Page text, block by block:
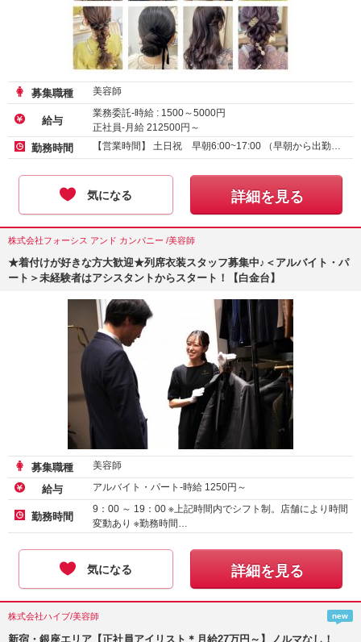
募集職種 美容師
給与
業務委託-時給 : 1500～5000円
正社員-月給 212500円～
勤務時間 【営業時間】 土日祝 早朝6:00~17:00 （早朝から出勤…
気になる 詳細を見る
株式会社フォーシス アンド カンパニー /美容師
★着付けが好きな方大歓迎★列席衣装スタッフ募集中♪＜アルバイト・パ
ート＞未経験者はアシスタントからスタート！【白金台】
募集職種 美容師
給与 アルバイト・パート-時給 1250円～
勤務時間
9：00 ～ 19：00 ※上記時間内でシフト制。店舗により時間
変動あり ※勤務時間…
気になる 詳細を見る
株式会社ハイブ/美容師 new
新宿・銀座エリア【正社員アイリスト＊月給27万円～】ノルマなし！